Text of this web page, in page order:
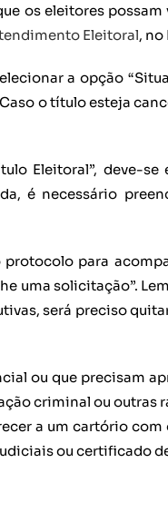
os eleitores
Eleitoral, no
a opção
o título esteja
Eleitoral”, deve-se
é necessário
para
uma solicitação”.
será preciso
ou que precisam
criminal ou outras
a um cartório
ou certificado